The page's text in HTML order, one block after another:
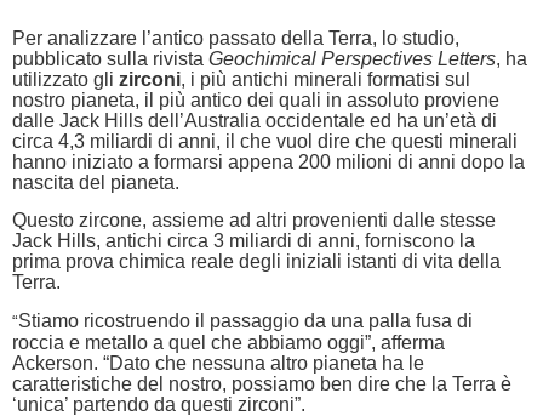
Per analizzare l’antico passato della Terra, lo studio,
pubblicato sulla rivista Geochimical Perspectives Letters, ha
utilizzato gli zirconi, i più antichi minerali formatisi sul
nostro pianeta, il più antico dei quali in assoluto proviene
dalle Jack Hills dell’Australia occidentale ed ha un’età di
circa 4,3 miliardi di anni, il che vuol dire che questi minerali
hanno iniziato a formarsi appena 200 milioni di anni dopo la
nascita del pianeta.
Questo zircone, assieme ad altri provenienti dalle stesse
Jack Hills, antichi circa 3 miliardi di anni, forniscono la
prima prova chimica reale degli iniziali istanti di vita della
Terra.
“Stiamo ricostruendo il passaggio da una palla fusa di
roccia e metallo a quel che abbiamo oggi”, afferma
Ackerson. “Dato che nessuna altro pianeta ha le
caratteristiche del nostro, possiamo ben dire che la Terra è
‘unica’ partendo da questi zirconi”.